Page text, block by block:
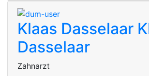
Klaas Dasselaar
Dasselaar
Zahnarzt